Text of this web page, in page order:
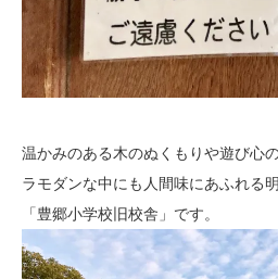
温かみのある木のぬくもりや遊び心
ラモダンな中にも人間味にあふれる
「豊郷小学校旧校舎」です。